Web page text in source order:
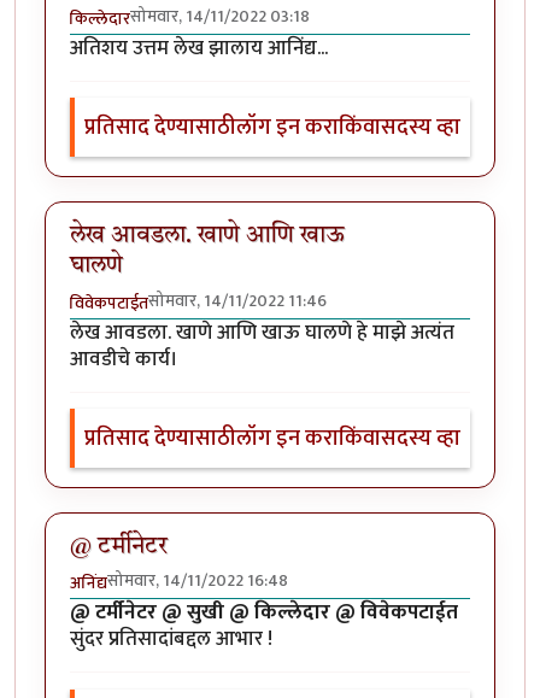
किल्लेदारसोमवार, 14/11/2022 03:18
अतिशय उत्तम लेख झालाय आनिंद्य...
प्रतिसाद देण्यासाठीलॉग इन कराकिंवासदस्य व्हा
लेख आवडला. खाणे आणि खाऊ
घालणे
विवेकपटाईतसोमवार, 14/11/2022 11:46
लेख आवडला. खाणे आणि खाऊ घालणे हे माझे अत्यंत
आवडीचे कार्य।
प्रतिसाद देण्यासाठीलॉग इन कराकिंवासदस्य व्हा
@ टर्मीनेटर
अनिंद्यसोमवार, 14/11/2022 16:48
@ टर्मीनेटर @ सुखी @ किल्लेदार @ विवेकपटाईत
सुंदर प्रतिसादांबद्दल आभार !